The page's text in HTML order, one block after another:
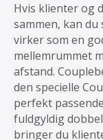
Hvis klienter og
sammen, kan
virker som en
mellemrummet
afstand.
den specielle
perfekt
fuldgyldig
bringer du